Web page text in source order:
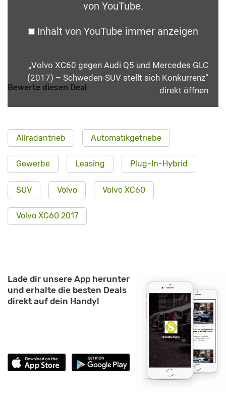
von YouTube.
Inhalt von YouTube immer anzeigen
„Volvo XC60 gegen Audi Q5 und Mercedes GLC
(2017) – Schweden-SUV stellt sich Konkurrenz“
direkt öffnen
Bewerte diesen Deal
Allradantrieb Automatikgetriebe
Gewerbe Leasing Plug-In-Hybrid
SUV Volvo Volvo XC60
Volvo XC60 2017
Lade dir unsere App herunter
und erhalte die besten Deals
direkt auf dein Handy!